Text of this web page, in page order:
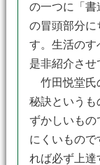
の一つに「書
の冒頭部分に
す。生活のす
是非紹介させ
竹田悦堂氏
秘訣というも
ずかしいもの
にくいもの
れば必ず上